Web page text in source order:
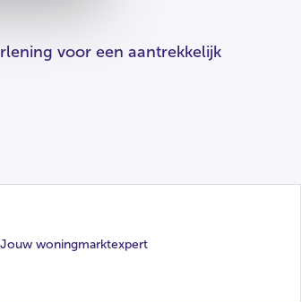
voor een aantrekkelijk
Jouw woningmarktexpert